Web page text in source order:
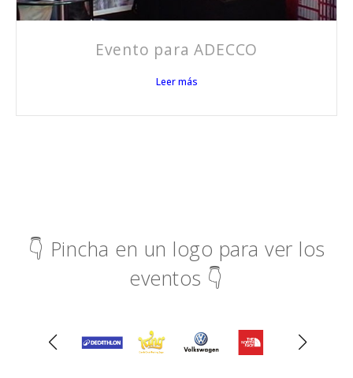
Evento para ADECCO
Leer más
👇 Pincha en un logo para ver los
eventos 👇